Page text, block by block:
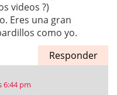
videos ?)
Eres una gran
como yo.
Responder
6:44 pm